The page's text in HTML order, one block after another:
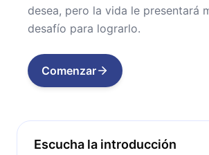
desea, pero la vida le presentará
desafío para lograrlo.
Comenzar
Escucha la introducción